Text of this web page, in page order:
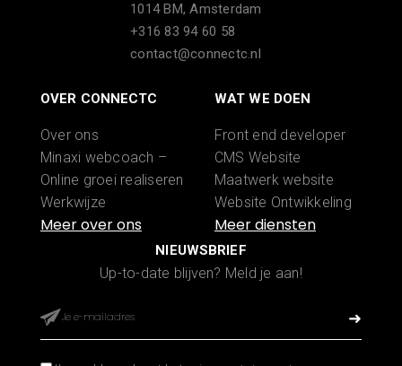
1014 BM, Amsterdam
+316 83 94 60 58
contact@connectc.nl
OVER CONNECTC
Over ons
Minaxi webcoach –
Online groei realiseren
Werkwijze
Portfolio
WAT WE DOEN
Front end developer
CMS Website
Maatwerk website
Website Ontwikkeling
WooCommerce
webshop laten maken
Shopify webshop
App ontwikkelen
NIEUWSBRIEF
Up-to-date blijven? Meld je aan!